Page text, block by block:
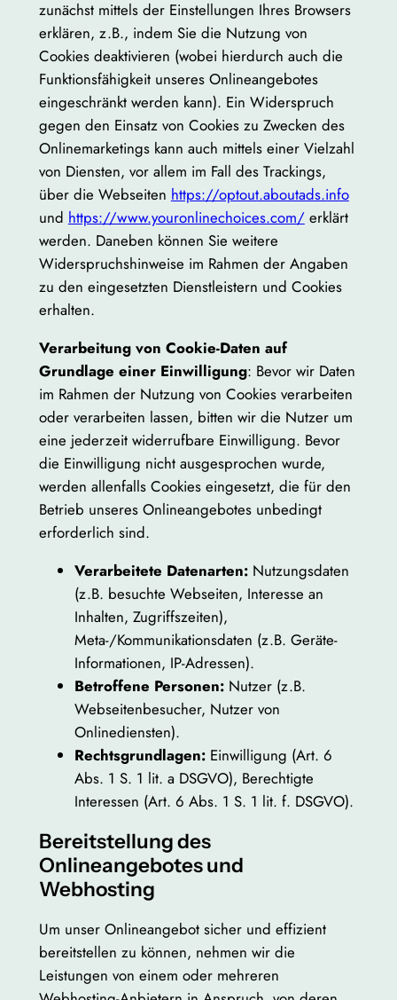
zunächst mittels der Einstellungen Ihres Browsers
erklären, z.B., indem Sie die Nutzung von
Cookies deaktivieren (wobei hierdurch auch die
Funktionsfähigkeit unseres Onlineangebotes
eingeschränkt werden kann). Ein Widerspruch
gegen den Einsatz von Cookies zu Zwecken des
Onlinemarketings kann auch mittels einer Vielzahl
von Diensten, vor allem im Fall des Trackings,
über die Webseiten https://optout.aboutads.info
und https://www.youronlinechoices.com/erklärt
werden. Daneben können Sie weitere
Widerspruchshinweise im Rahmen der Angaben
zu den eingesetzten Dienstleistern und Cookies
erhalten.
Verarbeitung von Cookie-Daten auf
Grundlage einer Einwilligung: Bevor wir Daten
im Rahmen der Nutzung von Cookies verarbeiten
oder verarbeiten lassen, bitten wir die Nutzer um
eine jederzeit widerrufbare Einwilligung. Bevor
die Einwilligung nicht ausgesprochen wurde,
werden allenfalls Cookies eingesetzt, die für den
Betrieb unseres Onlineangebotes unbedingt
erforderlich sind.
Verarbeitete Datenarten:Nutzungsdaten
(z.B. besuchte Webseiten, Interesse an
Inhalten, Zugriffszeiten),
Meta-/Kommunikationsdaten (z.B. Geräte-
Informationen, IP-Adressen).
Betroffene Personen:Nutzer (z.B.
Webseitenbesucher, Nutzer von
Onlinediensten).
Rechtsgrundlagen:Einwilligung (Art. 6
Abs. 1 S. 1 lit. a DSGVO), Berechtigte
Interessen (Art. 6 Abs. 1 S. 1 lit. f. DSGVO).
Bereitstellung des
Onlineangebotes und
Webhosting
Um unser Onlineangebot sicher und effizient
bereitstellen zu können, nehmen wir die
Leistungen von einem oder mehreren